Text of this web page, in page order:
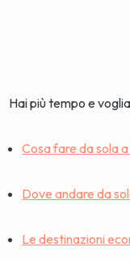
Hai più tempo e
Cosa fare da sola
Dove andare da
Le destinazioni